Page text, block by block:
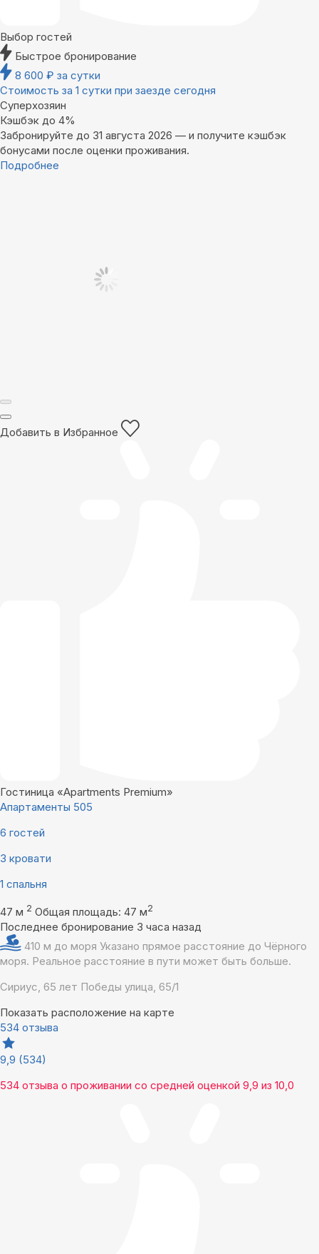
Выбор гостей
Быстрое бронирование
8 600 ₽ за сутки
Стоимость за 1 сутки при заезде сегодня
Суперхозяин
Кэшбэк до 4%
Забронируйте до 31 августа 2026 — и получите кэшбэк
бонусами после оценки проживания.
Подробнее
Добавить в Избранное
Гостиница «Apartments Premium»
Апартаменты 505
6 гостей
3 кровати
1 спальня
47 м 2 Общая площадь: 47 м2
Последнее бронирование 3 часа назад
410 м до моря Указано прямое расстояние до Чёрного
моря. Реальное расстояние в пути может быть больше.
Сириус, 65 лет Победы улица, 65/1
Показать расположение на карте
534 отзыва
9,9 (534)
534 отзыва о проживании со средней оценкой 9,9 из 10,0